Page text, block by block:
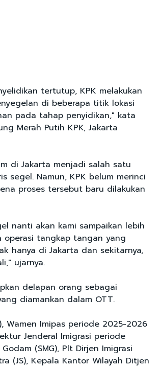
tertutup, KPK melakukan
di beberapa titik lokasi
pada tahap penyidikan," kata
Merah Putih KPK, Jakarta
di Jakarta menjadi salah satu
segel. Namun, KPK belum merinci
proses tersebut baru dilakukan
nanti akan kami sampaikan lebih
operasi tangkap tangan yang
hanya di Jakarta dan sekitarnya,
ujarnya.
delapan orang sebagai
diamankan dalam OTT.
Wamen Imipas periode 2025-2026
Jenderal Imigrasi periode
(SMG), Plt Dirjen Imigrasi
(JS), Kepala Kantor Wilayah Ditjen